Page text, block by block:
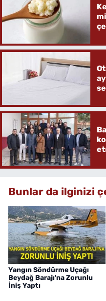
Bunlar da ilginizi
Yangın Söndürme Uçağı
Beydağ Barajı'na Zorunlu
İniş Yaptı